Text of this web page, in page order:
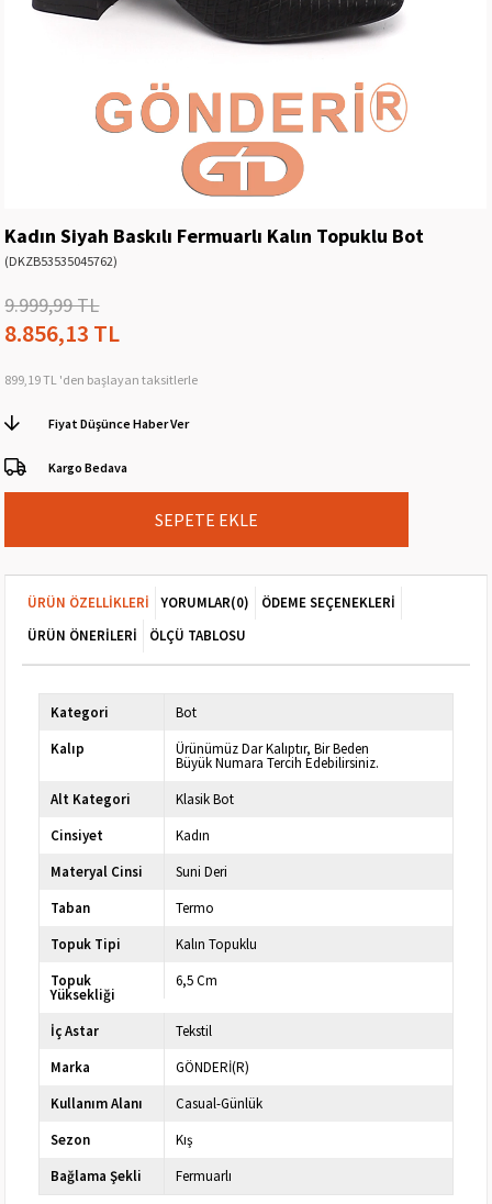
Kadın Siyah Baskılı Fermuarlı Kalın Topuklu Bot
(DKZB53535045762)
9.999,99 TL
8.856,13 TL
899,19 TL 'den başlayan taksitlerle
Fiyat Düşünce Haber Ver
Kargo Bedava
ÜRÜN ÖZELLIKLERI YORUMLAR(0)
ÖDEME SEÇENEKLERI
ÜRÜN ÖNERILERI
ÖLÇÜ TABLOSU
Kategori
Bot
Kalıp
Ürünümüz Dar Kalıptır, Bir Beden
Büyük Numara Tercih Edebilirsiniz.
Alt Kategori
Klasik Bot
Cinsiyet
Kadın
Materyal Cinsi
Suni Deri
Taban
Termo
Topuk Tipi
Kalın Topuklu
Topuk
Yüksekliği
6,5 Cm
İç Astar
Tekstil
Marka
GÖNDERİ(R)
Kullanım Alanı
Casual-Günlük
Sezon
Kış
Bağlama Şekli
Fermuarlı